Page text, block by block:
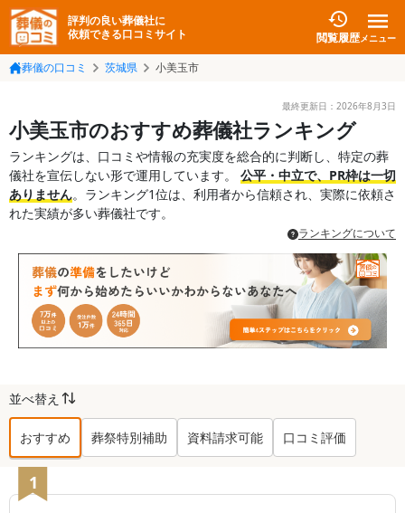
評判の良い葬儀社に
依頼できる口コミサイト
閲覧履歴メニュー
葬儀の口コミ 茨城県 小美玉市
最終更新日： 2026年8月3日
小美玉市のおすすめ葬儀社ランキング
ランキングは、口コミや情報の充実度を総合的に判断し、特定の葬
儀社を宣伝しない形で運用しています。 公平・中立で、PR枠は一切
ありません。ランキング1位は、利用者から信頼され、実際に依頼さ
れた実績が多い葬儀社です。
ランキングについて
並べ替え
おすすめ 葬祭特別補助 資料請求可能 口コミ評価
小美玉市
1